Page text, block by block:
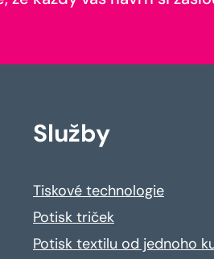
Služby
Tiskové technologie
Potisk triček
Potisk textilu od jednoho